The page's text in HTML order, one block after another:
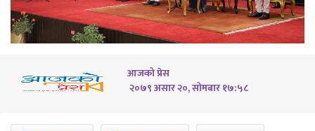
आजको प्रेस
२०७९ असार २०, सोमबार १७:५८